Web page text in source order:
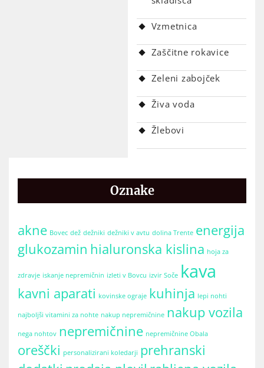
Vzmetnica
Zaščitne rokavice
Zeleni zabojček
Živa voda
Žlebovi
Oznake
akne Bovec dež dežniki dežniki v avtu dolina Trente energija
glukozamin hialuronska kislina hoja za
zdravje iskanje nepremičnin izleti v Bovcu izvir Soče kava
kavni aparati kovinske ograje kuhinja lepi nohti
najboljši vitamini za nohte nakup nepremičnine nakup vozila
nega nohtov nepremičnine nepremičnine Obala
oreščki personalizirani koledarji prehranski